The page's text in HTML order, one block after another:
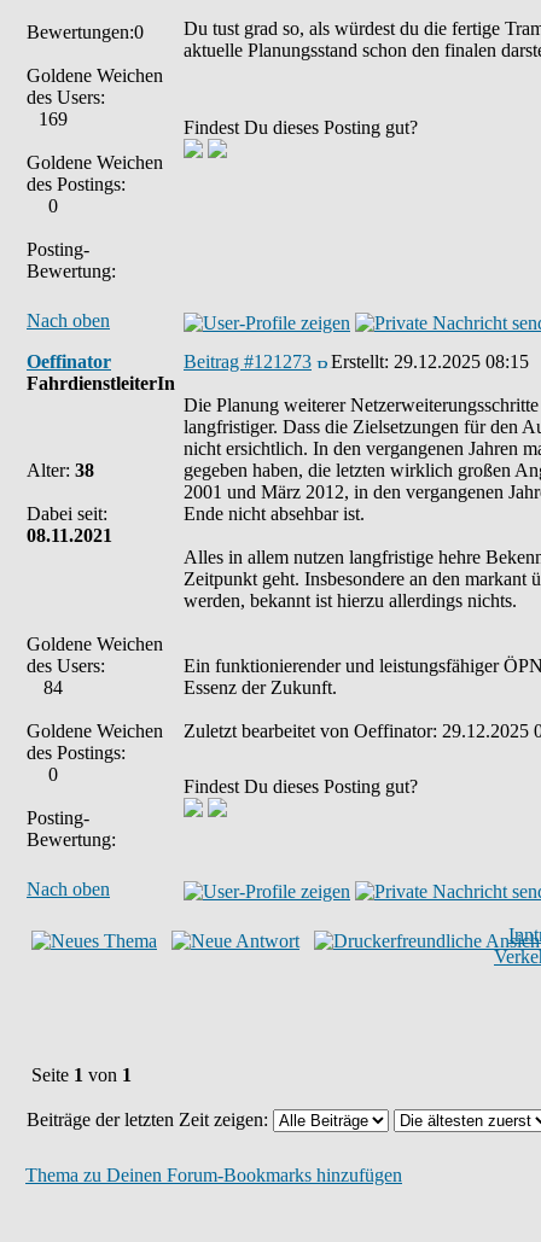
Bewertungen:0
Goldene Weichen
des Users:
169
Goldene Weichen
des Postings:
0
Posting-
Bewertung:
Du tust grad so, als würdest du die fertige
aktuelle Planungsstand schon den finalen
Findest Du dieses Posting gut?
Nach oben
Oeffinator
FahrdienstleiterIn
Alter: 38
Dabei seit:
08.11.2021
Goldene Weichen
des Users:
84
Goldene Weichen
des Postings:
0
Posting-
Bewertung:
Beitrag #121273 Erstellt: 29.12.2025 08:15
Die Planung weiterer
langfristiger. Dass die Zielsetzungen für den
nicht ersichtlich. In den vergangenen Jahren
gegeben haben, die letzten wirklich großen
2001 und März 2012, in den vergangenen
Ende nicht absehbar ist.
Alles in allem nutzen langfristige hehre
Zeitpunkt geht. Insbesondere an den
werden, bekannt ist hierzu allerdings nichts.
Ein funktionierender und leistungsfähiger
Essenz der Zukunft.
Zuletzt bearbeitet von Oeffinator: 29.12.2025
Findest Du dieses Posting gut?
Nach oben
Seite 1 von 1
Beiträge der letzten Zeit zeigen:
Thema zu Deinen Forum-Bookmarks hinzufügen